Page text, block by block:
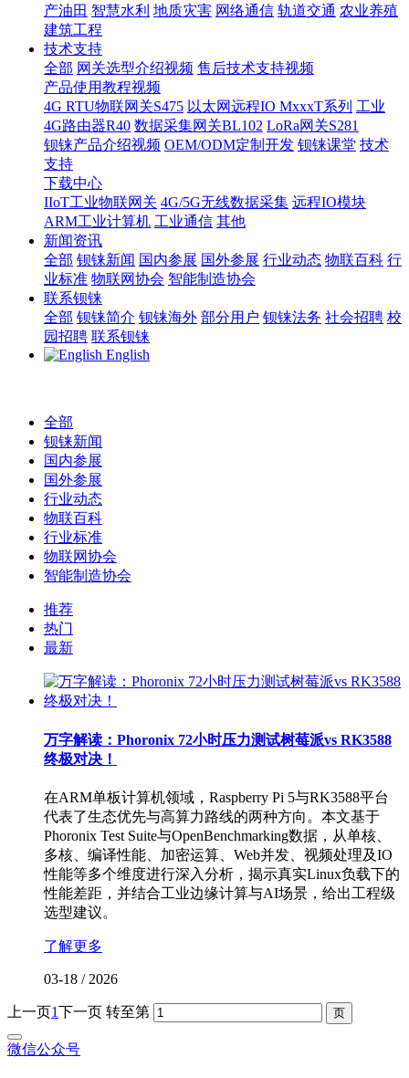
产油田 智慧水利 地质灾害 网络通信 轨道交通 农业养殖
建筑工程
技术支持
全部 网关选型介绍视频 售后技术支持视频
产品使用教程视频
4G RTU物联网关S475 以太网远程IO MxxxT系列 工业
4G路由器R40 数据采集网关BL102 LoRa网关S281
钡铼产品介绍视频 OEM/ODM定制开发 钡铼课堂 技术
支持
下载中心
IIoT工业物联网关 4G/5G无线数据采集 远程IO模块
ARM工业计算机 工业通信 其他
新闻资讯
全部 钡铼新闻 国内参展 国外参展 行业动态 物联百科 行
业标准 物联网协会 智能制造协会
联系钡铼
全部 钡铼简介 钡铼海外 部分用户 钡铼法务 社会招聘 校
园招聘 联系钡铼
English
全部
钡铼新闻
国内参展
国外参展
行业动态
物联百科
行业标准
物联网协会
智能制造协会
推荐
热门
最新
万字解读：Phoronix 72小时压力测试树莓派vs RK3588
终极对决！
在ARM单板计算机领域，Raspberry Pi 5与RK3588平台
代表了生态优先与高算力路线的两种方向。本文基于
Phoronix Test Suite与OpenBenchmarking数据，从单核、
多核、编译性能、加密运算、Web并发、视频处理及IO
性能等多个维度进行深入分析，揭示真实Linux负载下的
性能差距，并结合工业边缘计算与AI场景，给出工程级
选型建议。
了解更多
03-18 / 2026
上一页1下一页 转至第
微信公众号